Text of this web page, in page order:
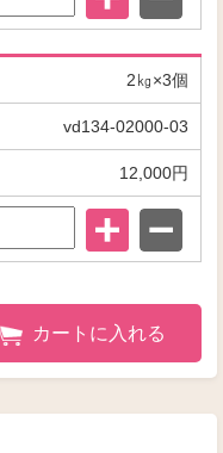
2㎏×3個
vd134-02000-03
12,000円
カートに入れる